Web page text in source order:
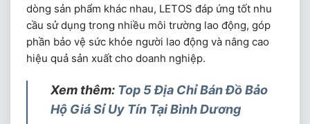
dòng sản phẩm khác nhau, LETOS đáp ứng tốt nhu
cầu sử dụng trong nhiều môi trường lao động, góp
phần bảo vệ sức khỏe người lao động và nâng cao
hiệu quả sản xuất cho doanh nghiệp.
Xem thêm: Top 5 Địa Chỉ Bán Đồ Bảo
Hộ Giá Sỉ Uy Tín Tại Bình Dương